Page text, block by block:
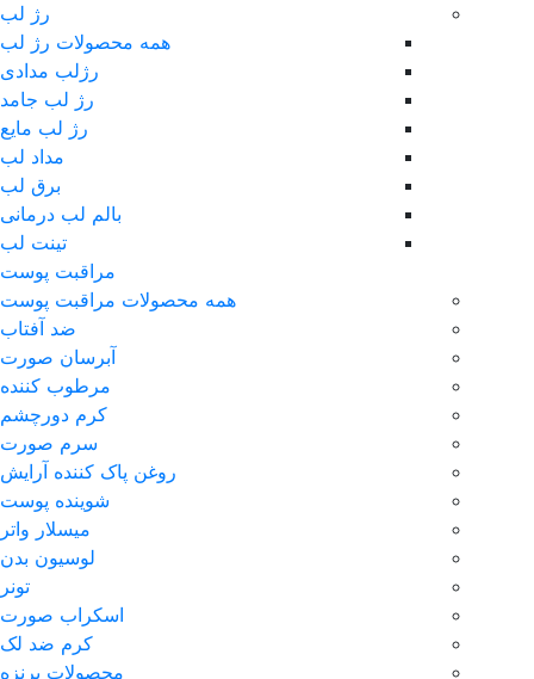
رژ لب
همه محصولات رژ لب
رژلب مدادی
رژ لب جامد
رژ لب مایع
مداد لب
برق لب
بالم لب درمانی
تینت لب
مراقبت پوست
همه محصولات مراقبت پوست
ضد آفتاب
آبرسان صورت
مرطوب کننده
کرم دورچشم
سرم صورت
روغن پاک کننده آرایش
شوینده پوست
میسلار واتر
لوسیون بدن
تونر
اسکراب صورت
کرم ضد لک
محصولات برنزه